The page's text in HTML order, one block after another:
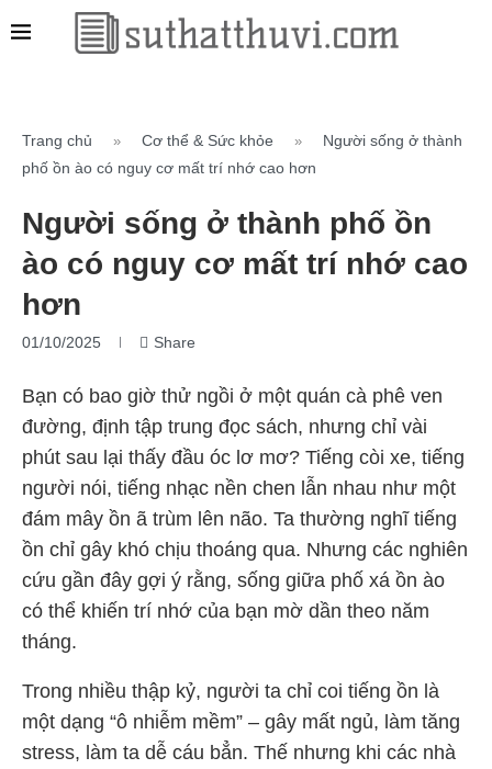
Trang chủ » Cơ thể & Sức khỏe »
Người sống ở thành
phố ồn ào có nguy cơ mất trí nhớ cao hơn
Người sống ở thành phố ồn
ào có nguy cơ mất trí nhớ cao
hơn
01/10/2025 Share
Bạn có bao giờ thử ngồi ở một quán cà phê ven
đường, định tập trung đọc sách, nhưng chỉ vài
phút sau lại thấy đầu óc lơ mơ? Tiếng còi xe, tiếng
người nói, tiếng nhạc nền chen lẫn nhau như một
đám mây ồn ã trùm lên não. Ta thường nghĩ tiếng
ồn chỉ gây khó chịu thoáng qua. Nhưng các nghiên
cứu gần đây gợi ý rằng, sống giữa phố xá ồn ào
có thể khiến trí nhớ của bạn mờ dần theo năm
tháng.
Trong nhiều thập kỷ, người ta chỉ coi tiếng ồn là
một dạng “ô nhiễm mềm” – gây mất ngủ, làm tăng
stress, làm ta dễ cáu bẳn. Thế nhưng khi các nhà